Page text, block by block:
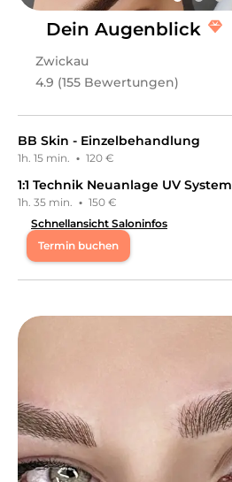
Dein Augenblick
Zwickau
4.9 (155 Bewertungen)
BB Skin - Einzelbehandlung
1h. 15 min. · 120 €
1:1 Technik Neuanlage UV System
1h. 35 min. · 150 €
Schnellansicht Saloninfos
Termin buchen
Di 10:00 - 18:00
Mi
Fr 10:00 - 18:00
Sa 10:00 - 13:30